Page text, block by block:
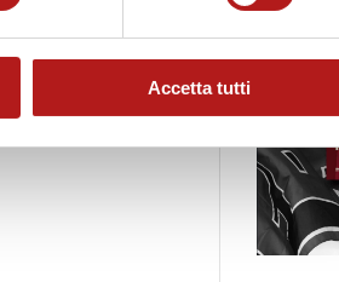
Accetta tutti